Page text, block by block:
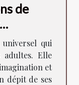
de
qui
adultes. Elle
et
dépit de ses